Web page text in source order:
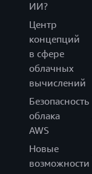
ИИ?
Центр
концепций
в сфере
облачных
вычислений
Безопасность
облака
AWS
Новые
возможности